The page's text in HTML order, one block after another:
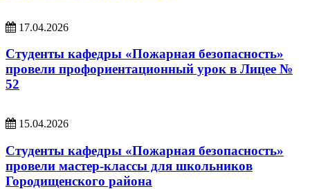
17.04.2026
Студенты кафедры «Пожарная безопасность»
провели профориентационный урок в Лицее №
52
15.04.2026
Студенты кафедры «Пожарная безопасность»
провели мастер-классы для школьников
Городищенского района